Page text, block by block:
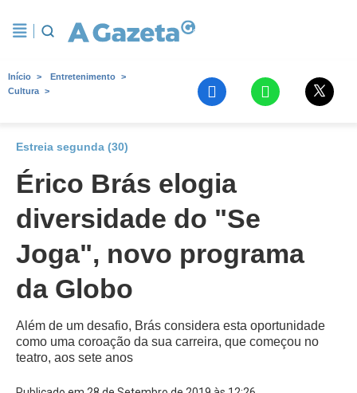
Início
Entretenimento
Cultura
Estreia segunda (30)
Érico Brás elogia
diversidade do "Se
Joga", novo programa
da Globo
Além de um desafio, Brás considera esta oportunidade
como uma coroação da sua carreira, que começou no
teatro, aos sete anos